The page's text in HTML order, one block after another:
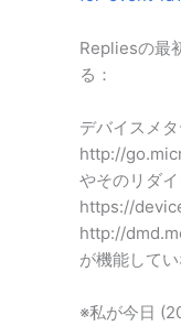
Repliesの最
る：
デバイスメ
http://
やそのリダイ
https://
http://
が機能して
※私が今日